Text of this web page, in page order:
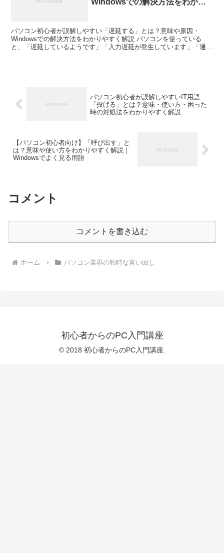
パソコン初心者が誤解しやすい「遅延する」とは？意味や原因・
Windowsでの解決方法をわかりやすく解説 パソコンを使っている
と、「遅延しているようです」「入力遅延が発生しています」「通信
パソコン初心者が誤解しやすいIT用語
「投げる」とは？意味・使い方・困った
時の対処法をわかりやすく解説
【パソコン初心者向け】「呼び出す」と
は？意味や使い方をわかりやすく解説｜
Windowsでよく見る用語
コメント
コメントを書き込む
ホーム パソコン業界の独特な言い回し
初心者からのPC入門講座
© 2018 初心者からのPC入門講座.